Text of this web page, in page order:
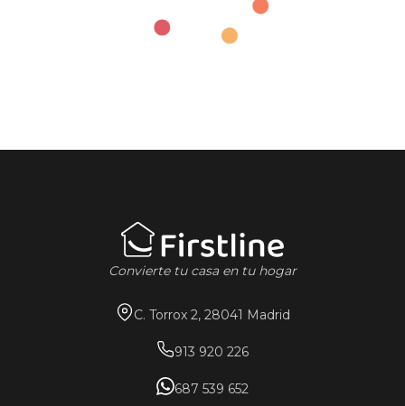
Convierte tu casa en tu hogar
C. Torrox 2, 28041 Madrid
913 920 226
687 539 652